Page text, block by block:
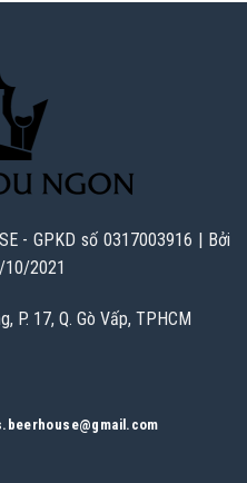
- GPKD số 0317003916 | Bởi
10/2021
P. 17, Q. Gò Vấp, TPHCM